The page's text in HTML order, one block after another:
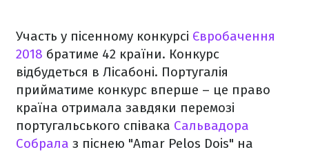
Участь у пісенному конкурсі Євробачення
2018 братиме 42 країни. Конкурс
відбудеться в Лісабоні. Португалія
прийматиме конкурс вперше – це право
країна отримала завдяки перемозі
португальського співака Сальвадора
Собрала з піснею "Amar Pelos Dois" на